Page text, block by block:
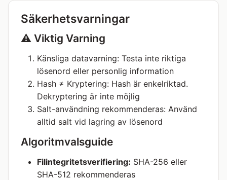
Säkerhetsvarningar
⚠️ Viktig Varning
Känsliga datavarning: Testa inte riktiga
lösenord eller personlig information
Hash ≠ Kryptering: Hash är enkelriktad.
Dekryptering är inte möjlig
Salt-användning rekommenderas: Använd
alltid salt vid lagring av lösenord
Algoritmvalsguide
Filintegritetsverifiering: SHA-256 eller
SHA-512 rekommenderas